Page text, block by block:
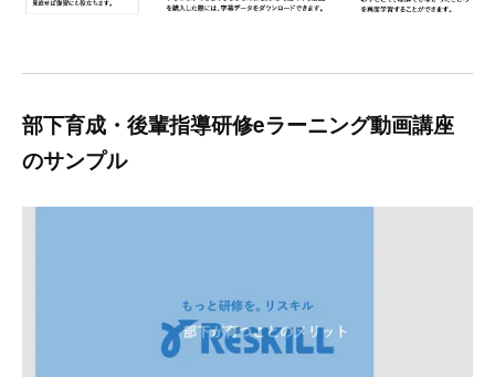
部下育成・後輩指導研修eラーニング動画講座
のサンプル